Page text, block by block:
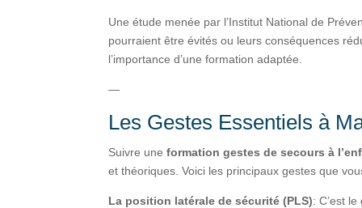
Une étude menée par l’Institut National de
pourraient être évités ou leurs conséquences
l’importance d’une formation adaptée.
—
Les Gestes Essentiels à
Suivre uneformation gestes de secours à
et théoriques. Voici les principaux gestes que
La position latérale de sécurité (PLS): C’est